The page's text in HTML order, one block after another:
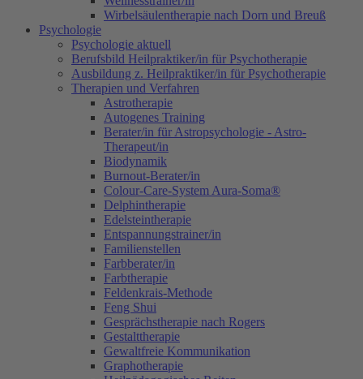
Wirbelsäulentherapie nach Dorn und Breuß
Psychologie
Psychologie aktuell
Berufsbild Heilpraktiker/in für Psychotherapie
Ausbildung z. Heilpraktiker/in für Psychotherapie
Therapien und Verfahren
Astrotherapie
Autogenes Training
Berater/in für Astropsychologie - Astro-
Therapeut/in
Biodynamik
Burnout-Berater/in
Colour-Care-System Aura-Soma®
Delphintherapie
Edelsteintherapie
Entspannungstrainer/in
Familienstellen
Farbberater/in
Farbtherapie
Feldenkrais-Methode
Feng Shui
Gesprächstherapie nach Rogers
Gestalttherapie
Gewaltfreie Kommunikation
Graphotherapie